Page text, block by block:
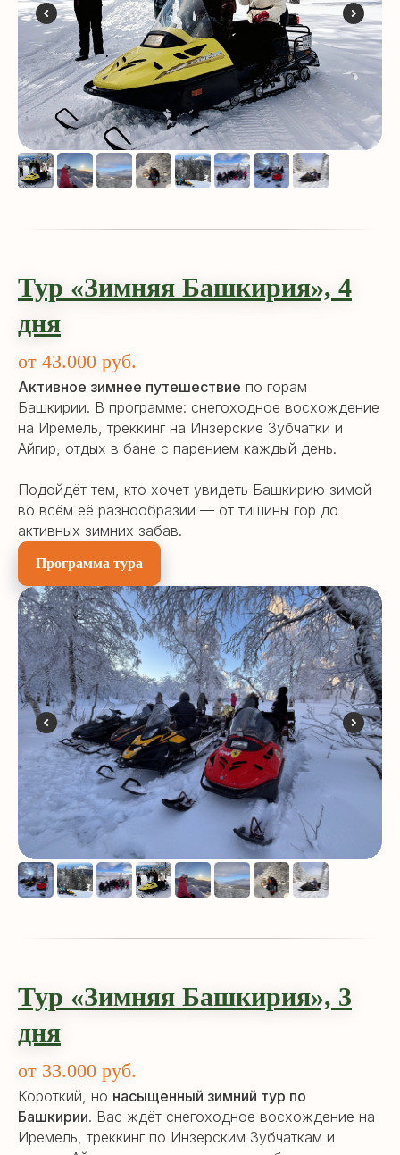
Тур «Зимняя Башкирия», 4
дня
от 43.000 руб.
Активное зимнее путешествие по горам
Башкирии. В программе: снегоходное восхождение
на Иремель, треккинг на Инзерские Зубчатки и
Айгир, отдых в бане с парением каждый день.
Подойдёт тем, кто хочет увидеть Башкирию зимой
во всём её разнообразии — от тишины гор до
активных зимних забав.
Программа тура
Тур «Зимняя Башкирия», 3
дня
от 33.000 руб.
Короткий, но насыщенный зимний тур по
Башкирии. Вас ждёт снегоходное восхождение на
Иремель, треккинг по Инзерским Зубчаткам и